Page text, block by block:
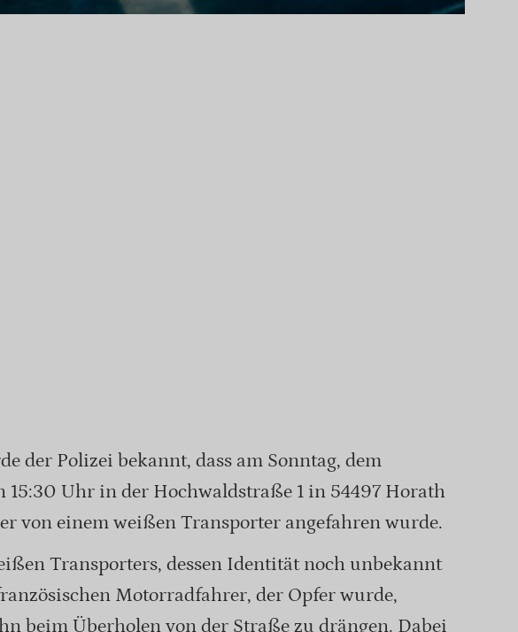
der Polizei bekannt, dass am Sonntag, dem
15:30 Uhr in der Hochwaldstraße 1 in 54497 Horath
von einem weißen Transporter angefahren wurde.
Transporters, dessen Identität noch unbekannt
Motorradfahrer, der Opfer wurde,
beim Überholen von der Straße zu drängen. Dabei